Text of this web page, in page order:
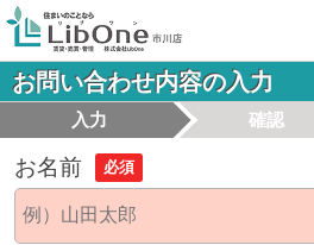
お問い合わせ内容の入力
入力 確認
お名前 必須